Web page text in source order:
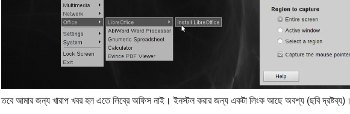
তবে আমার জন্য খারাপ খবর হল এতে লিব্রে অফিস নাই। ইনস্টল করার জন্য একটা লিংক আছে অবশ্য (ছবি দ্রষ্টব্য)।